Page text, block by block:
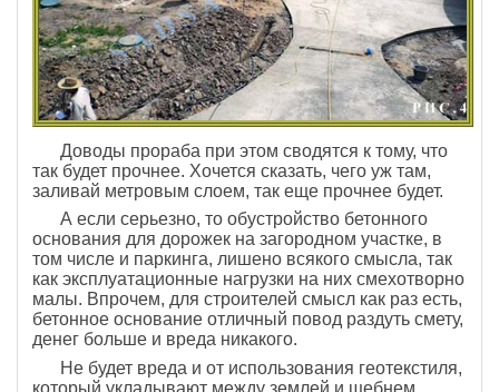
Доводы прораба при этом сводятся к тому, что
так будет прочнее. Хочется сказать, чего уж там,
заливай метровым слоем, так еще прочнее будет.
А если серьезно, то обустройство бетонного
основания для дорожек на загородном участке, в
том числе и паркинга, лишено всякого смысла, так
как эксплуатационные нагрузки на них смехотворно
малы. Впрочем, для строителей смысл как раз есть,
бетонное основание отличный повод раздуть смету,
денег больше и вреда никакого.
Не будет вреда и от использования геотекстиля,
который укладывают между землей и щебнем,